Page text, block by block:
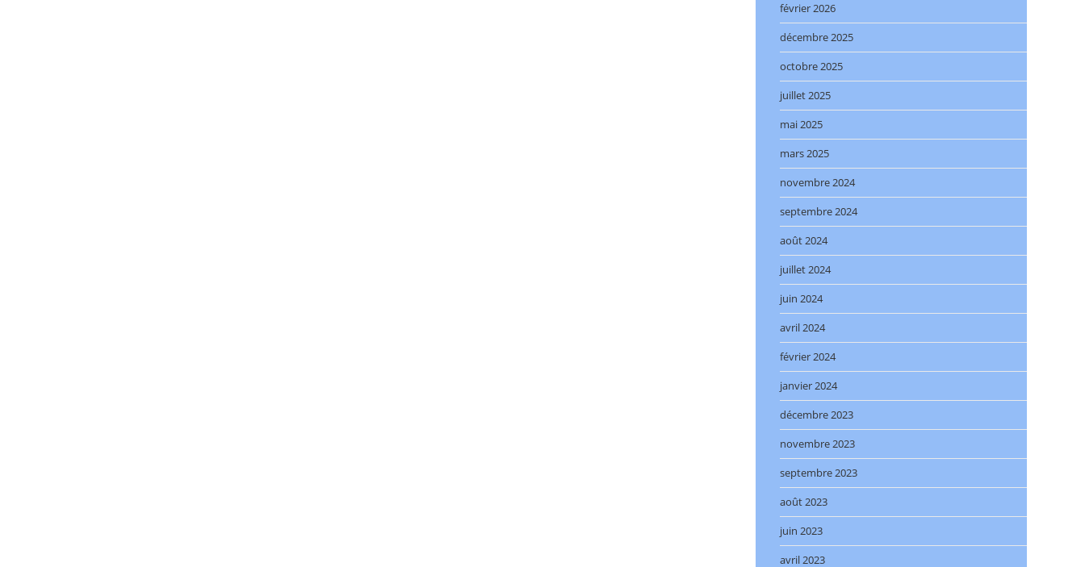
février 2026
décembre 2025
octobre 2025
juillet 2025
mai 2025
mars 2025
novembre 2024
septembre 2024
août 2024
juillet 2024
juin 2024
avril 2024
février 2024
janvier 2024
décembre 2023
novembre 2023
septembre 2023
août 2023
juin 2023
avril 2023